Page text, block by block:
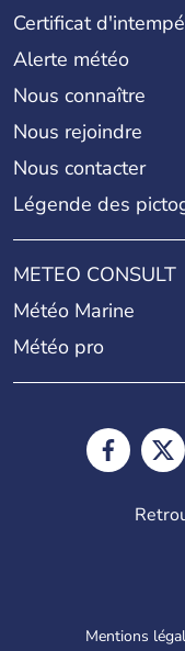
Certificat
Alerte météo
Nous connaître
Nous rejoindre
Nous contacter
Légende des
METEO CONSULT
Météo Marine
Météo pro
Mentions